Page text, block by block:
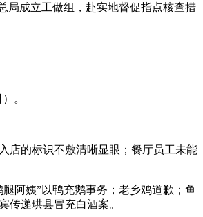
成立工做组，赴实地督促指点核查措
。
的标识不敷清晰显眼；餐厅员工未能
阿姨”以鸭充鹅事务；老乡鸡道歉；鱼
传递珙县冒充白酒案。